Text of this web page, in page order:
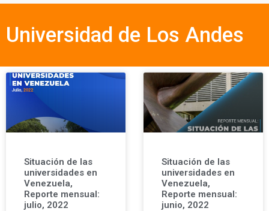
Universidad de Los Andes
Situación de las
universidades en
Venezuela,
Reporte mensual:
julio, 2022
Situación de las
universidades en
Venezuela,
Reporte mensual:
junio, 2022